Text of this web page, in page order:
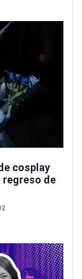
cosplay
regreso de